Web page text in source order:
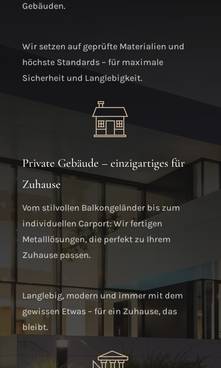
Gebäuden.
Wir setzen auf geprüfte Materialien und
höchste Standards – für maximale
Sicherheit und Langlebigkeit.
Private Gebäude – einzigartiges für
Zuhause
Vom stilvollen Balkongeländer bis zum
individuellen Carport: Wir fertigen
Metalllösungen, die perfekt zu Ihrem
Zuhause passen.
Langlebig, modern und immer mit dem
gewissen Etwas – für ein Zuhause, das
bleibt.